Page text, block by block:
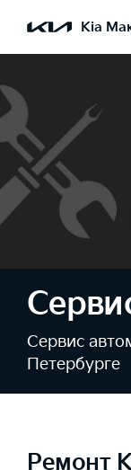
Kia
Сервис
Петербурге
Ремонт